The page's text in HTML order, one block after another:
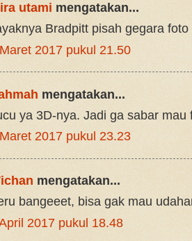
utami mengatakan...
Bradpitt pisah gegara
2017 pukul 21.50
mengatakan...
ya 3D-nya. Jadi ga sabar mau
2017 pukul 23.23
mengatakan...
bangeeet, bisa gak mau
2017 pukul 18.48